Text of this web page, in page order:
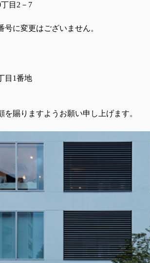
目2－7
に変更はございません。
目1番地
賜りますようお願い申し上げます。